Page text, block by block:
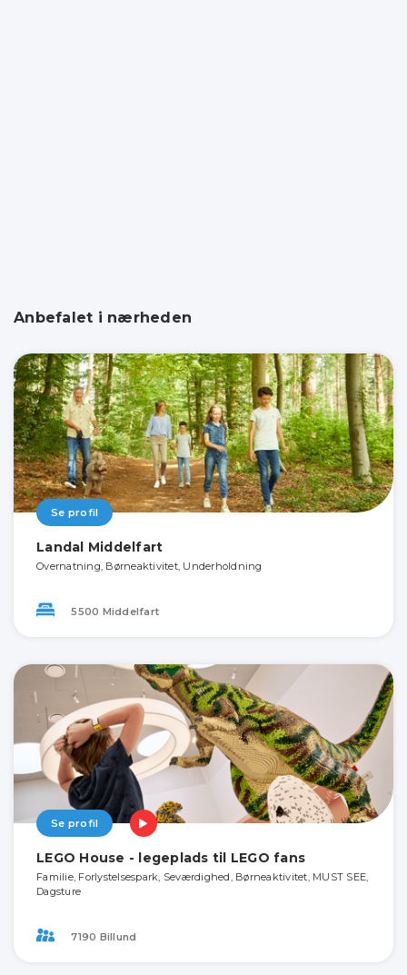
Anbefalet i nærheden
Se profil
Landal Middelfart
Overnatning, Børneaktivitet, Underholdning
5500 Middelfart
Se profil
LEGO House - legeplads til LEGO fans
Familie, Forlystelsespark, Seværdighed, Børneaktivitet, MUST SEE,
Dagsture
7190 Billund